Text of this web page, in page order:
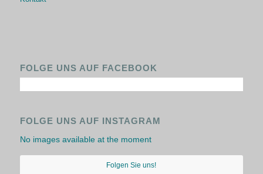
FOLGE UNS AUF FACEBOOK
FOLGE UNS AUF INSTAGRAM
No images available at the moment
Folgen Sie uns!